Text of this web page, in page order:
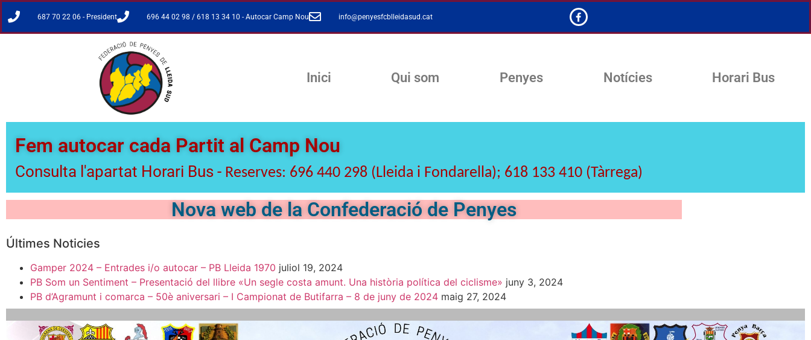
687 70 22 06 - President 696 44 02 98 / 618 13 34 10 - Autocar Camp Nou info@penyesfcblleidasud.cat
Inici Qui som Penyes Notícies Horari Bus
Fem autocar cada Partit al Camp Nou
Consulta l'apartat Horari Bus - Reserves: 696 440 298 (Lleida i Fondarella); 618 133 410 (Tàrrega)
Nova web de la Confederació de Penyes
Últimes Noticies
Gamper 2024 – Entrades i/o autocar – PB Lleida 1970 juliol 19, 2024
PB Som un Sentiment – Presentació del llibre «Un segle costa amunt. Una història política del ciclisme» juny 3, 2024
PB d’Agramunt i comarca – 50è aniversari – I Campionat de Butifarra – 8 de juny de 2024 maig 27, 2024